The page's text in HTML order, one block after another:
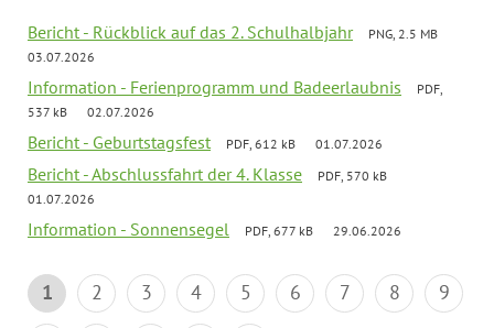
Bericht - Rückblick auf das 2. Schulhalbjahr
PNG, 2.5 MB
03.07.2026
Information - Ferienprogramm und Badeerlaubnis
PDF,
537 kB
02.07.2026
Bericht - Geburtstagsfest PDF, 612 kB 01.07.2026
Bericht - Abschlussfahrt der 4. Klasse
PDF, 570 kB
01.07.2026
Information - Sonnensegel PDF, 677 kB 29.06.2026
1 2 3 4 5 6 7 8
9